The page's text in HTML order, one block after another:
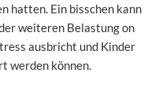
hatten. Ein bisschen kann
weiteren Belastung on
ausbricht und Kinder
werden können.